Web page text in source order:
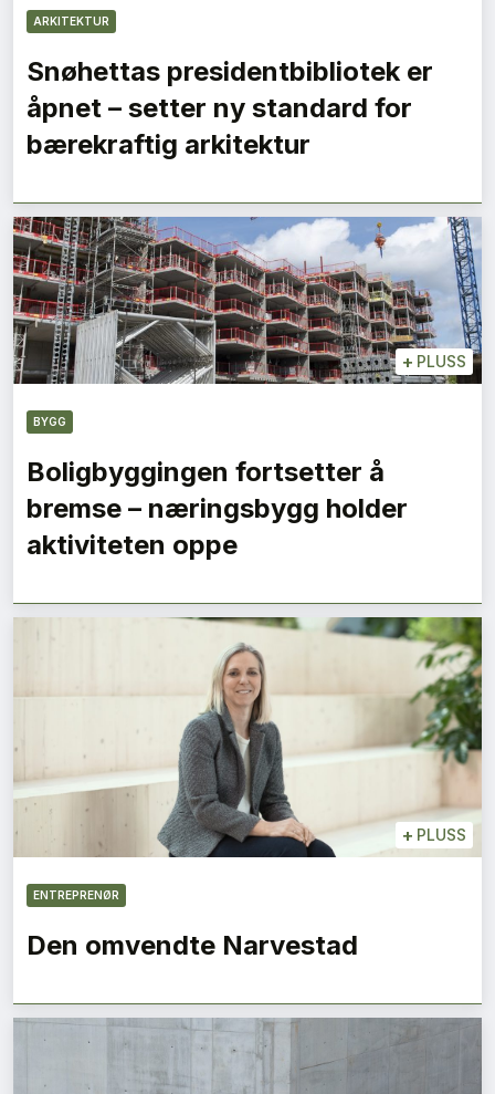
ARKITEKTUR
Snøhettas presidentbibliotek er
åpnet – setter ny standard for
bærekraftig arkitektur
+ PLUSS
BYGG
Boligbyggingen fortsetter å
bremse – næringsbygg holder
aktiviteten oppe
+ PLUSS
ENTREPRENØR
Den omvendte Narvestad